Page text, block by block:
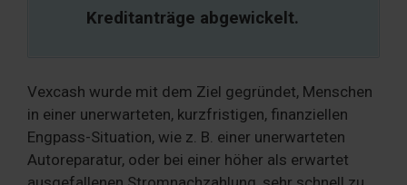
Kreditanträge abgewickelt.
Vexcash wurde mit dem Ziel gegründet, Menschen
in einer unerwarteten, kurzfristigen, finanziellen
Engpass-Situation, wie z. B. einer unerwarteten
Autoreparatur, oder bei einer höher als erwartet